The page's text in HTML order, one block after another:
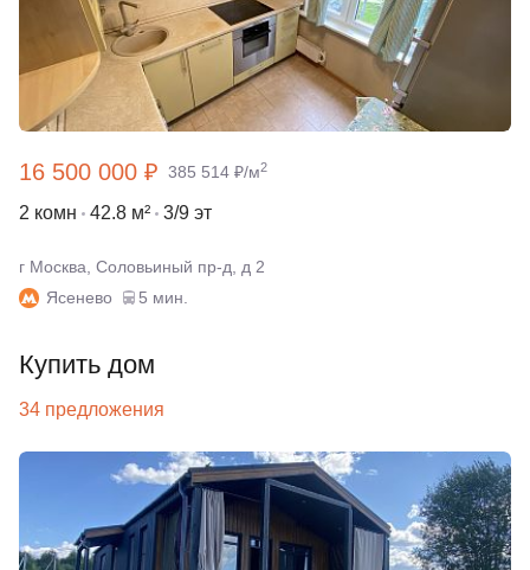
16 500 000 ₽ 385 514 ₽/м2
2 комн 42.8 м² 3/9 эт
г Москва, Соловьиный пр-д, д 2
Ясенево
5 мин.
Купить дом
34 предложения